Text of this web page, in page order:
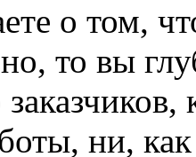
о том,
то вы
ни,